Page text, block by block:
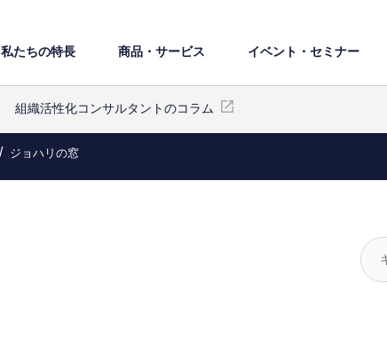
私たちの特⻑ 商品・サービス イベント・セミナー
組織活性化コンサルタントのコラム
ジョハリの窓